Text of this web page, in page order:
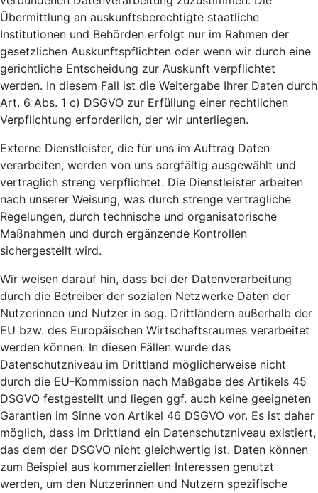
Übermittlung an auskunftsberechtigte staatliche
Institutionen und Behörden erfolgt nur im Rahmen der
gesetzlichen Auskunftspflichten oder wenn wir durch eine
gerichtliche Entscheidung zur Auskunft verpflichtet
werden. In diesem Fall ist die Weitergabe Ihrer Daten durch
Art. 6 Abs. 1 c) DSGVO zur Erfüllung einer rechtlichen
Verpflichtung erforderlich, der wir unterliegen.
Externe Dienstleister, die für uns im Auftrag Daten
verarbeiten, werden von uns sorgfältig ausgewählt und
vertraglich streng verpflichtet. Die Dienstleister arbeiten
nach unserer Weisung, was durch strenge vertragliche
Regelungen, durch technische und organisatorische
Maßnahmen und durch ergänzende Kontrollen
sichergestellt wird.
Wir weisen darauf hin, dass bei der Datenverarbeitung
durch die Betreiber der sozialen Netzwerke Daten der
Nutzerinnen und Nutzer in sog. Drittländern außerhalb der
EU bzw. des Europäischen Wirtschaftsraumes verarbeitet
werden können. In diesen Fällen wurde das
Datenschutzniveau im Drittland möglicherweise nicht
durch die EU-Kommission nach Maßgabe des Artikels 45
DSGVO festgestellt und liegen ggf. auch keine geeigneten
Garantien im Sinne von Artikel 46 DSGVO vor. Es ist daher
möglich, dass im Drittland ein Datenschutzniveau existiert,
das dem der DSGVO nicht gleichwertig ist. Daten können
zum Beispiel aus kommerziellen Interessen genutzt
werden, um den Nutzerinnen und Nutzern spezifische